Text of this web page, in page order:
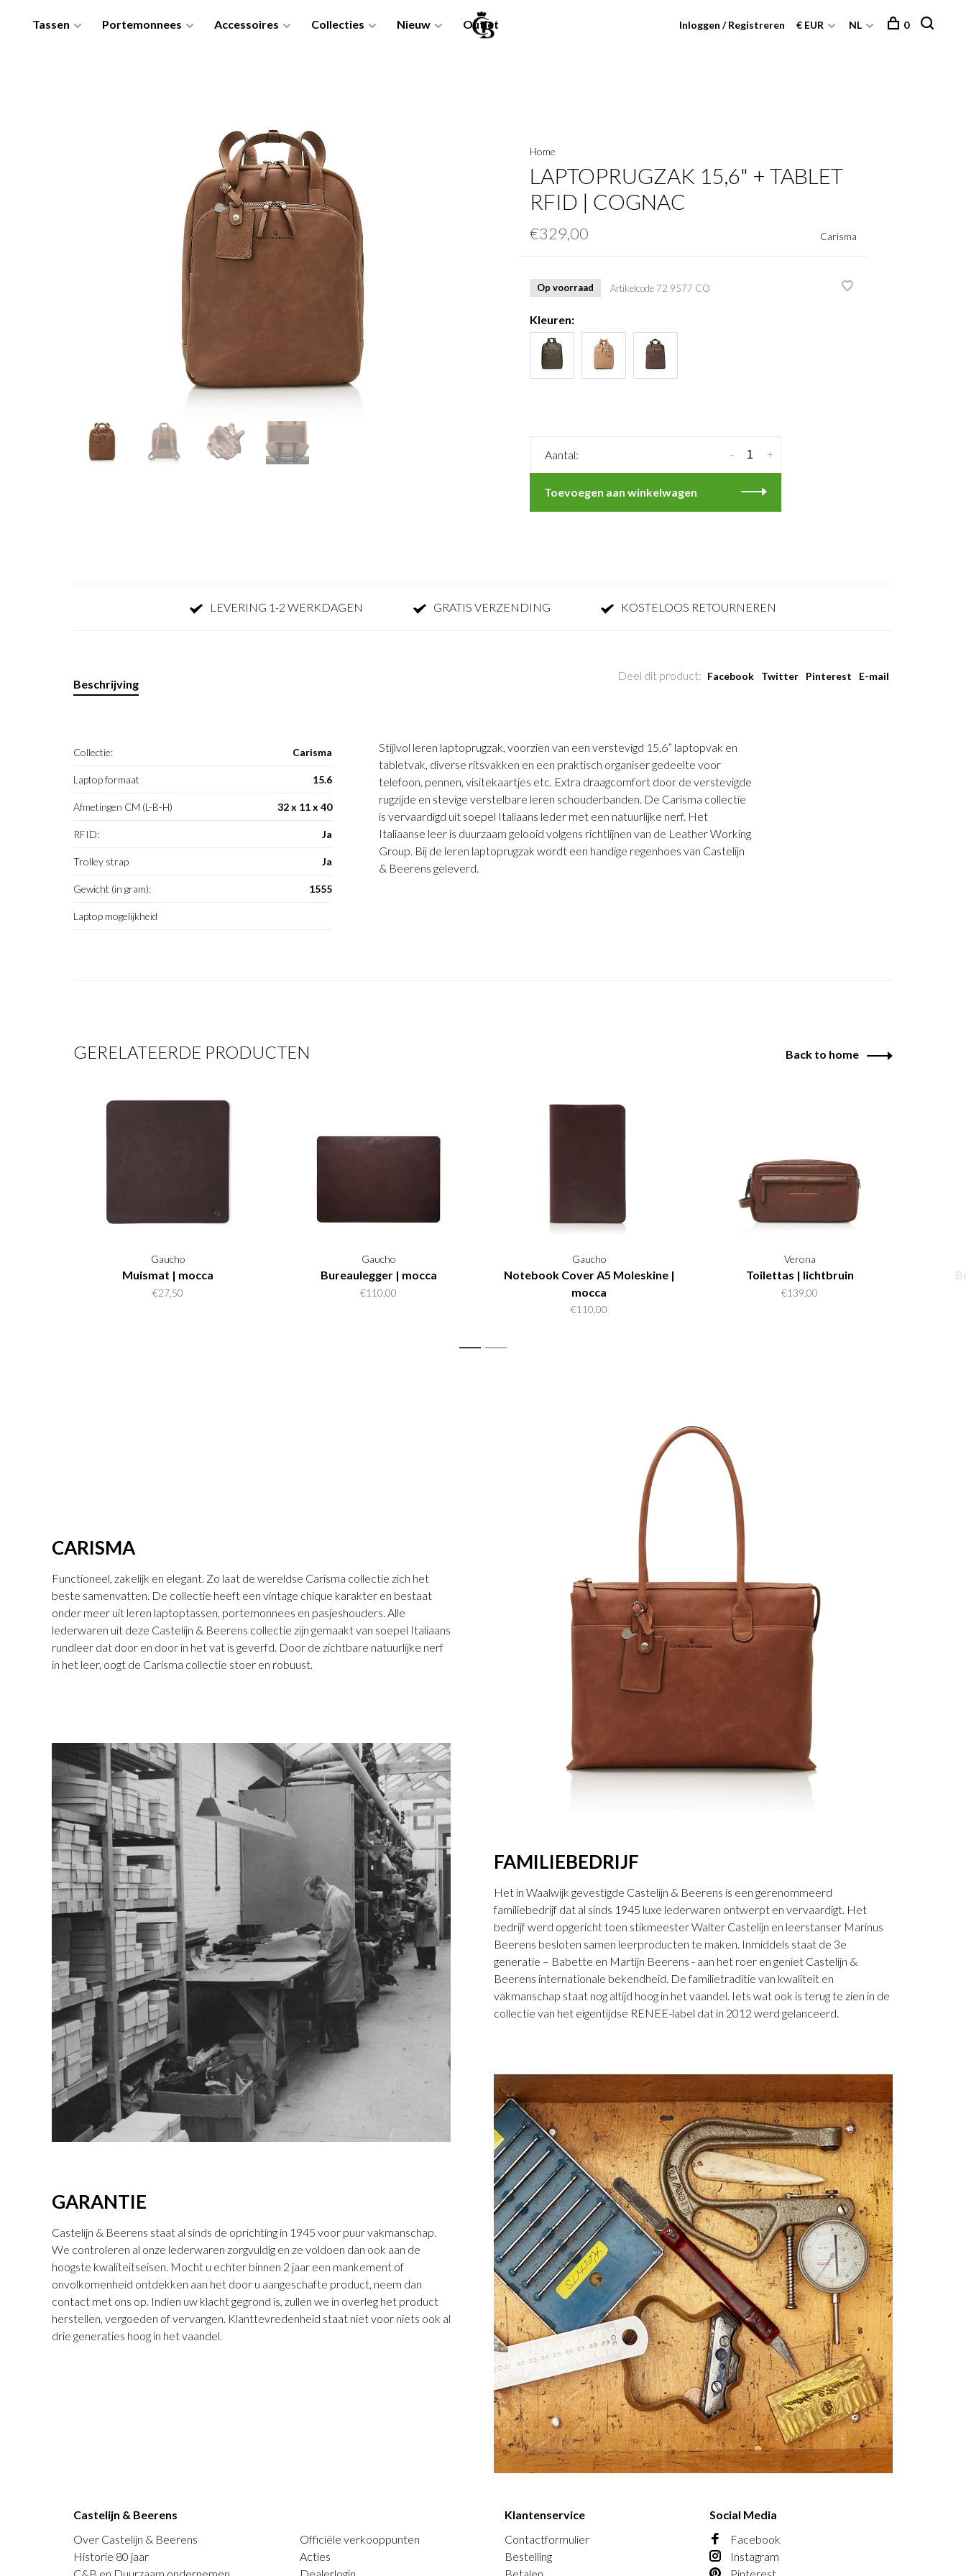
Tassen Portemonnees Accessoires Collecties Nieuw Outlet Inloggen / Registreren € EUR NL 0
Home
LAPTOPRUGZAK 15,6" + TABLET
RFID | COGNAC
€329,00 Carisma
Op voorraad Artikelcode 72 9577 CO
Kleuren:
Aantal: +
-
Toevoegen aan winkelwagen
LEVERING 1-2 WERKDAGEN GRATIS VERZENDING KOSTELOOS RETOURNEREN
Deel dit product: Facebook Twitter Pinterest E-mail
Beschrijving
Collectie: Carisma
Laptop formaat 15.6
Afmetingen CM (L-B-H) 32 x 11 x 40
RFID: Ja
Trolley strap Ja
Gewicht (in gram): 1555
Laptop mogelijkheid
Stijlvol leren laptoprugzak, voorzien van een verstevigd 15,6” laptopvak en
tabletvak, diverse ritsvakken en een praktisch organiser gedeelte voor
telefoon, pennen, visitekaartjes etc. Extra draagcomfort door de verstevigde
rugzijde en stevige verstelbare leren schouderbanden. De Carisma collectie
is vervaardigd uit soepel Italiaans leder met een natuurlijke nerf. Het
Italiaanse leer is duurzaam gelooid volgens richtlijnen van de Leather Working
Group. Bij de leren laptoprugzak wordt een handige regenhoes van Castelijn
& Beerens geleverd.
GERELATEERDE PRODUCTEN Back to home
Gaucho
Muismat | mocca
€27,50
Gaucho
Bureaulegger | mocca
€110,00
Gaucho
Notebook Cover A5 Moleskine |
mocca
€110,00
Verona
Toilettas | lichtbruin
€139,00
1 2
CARISMA
Functioneel, zakelijk en elegant. Zo laat de wereldse Carisma collectie zich het
beste samenvatten. De collectie heeft een vintage chique karakter en bestaat
onder meer uit leren laptoptassen, portemonnees en pasjeshouders. Alle
lederwaren uit deze Castelijn & Beerens collectie zijn gemaakt van soepel Italiaans
rundleer dat door en door in het vat is geverfd. Door de zichtbare natuurlijke nerf
in het leer, oogt de Carisma collectie stoer en robuust.
FAMILIEBEDRIJF
Het in Waalwijk gevestigde Castelijn & Beerens is een gerenommeerd
familiebedrijf dat al sinds 1945 luxe lederwaren ontwerpt en vervaardigt. Het
bedrijf werd opgericht toen stikmeester Walter Castelijn en leerstanser Marinus
Beerens besloten samen leerproducten te maken. Inmiddels staat de 3e
generatie – Babette en Martijn Beerens - aan het roer en geniet Castelijn &
Beerens internationale bekendheid. De familietraditie van kwaliteit en
vakmanschap staat nog altijd hoog in het vaandel. Iets wat ook is terug te zien in de
collectie van het eigentijdse RENEE-label dat in 2012 werd gelanceerd.
GARANTIE
Castelijn & Beerens staat al sinds de oprichting in 1945 voor puur vakmanschap.
We controleren al onze lederwaren zorgvuldig en ze voldoen dan ook aan de
hoogste kwaliteitseisen. Mocht u echter binnen 2 jaar een mankement of
onvolkomenheid ontdekken aan het door u aangeschafte product, neem dan
contact met ons op. Indien uw klacht gegrond is, zullen we in overleg het product
herstellen, vergoeden of vervangen. Klanttevredenheid staat niet voor niets ook al
drie generaties hoog in het vaandel.
Castelijn & Beerens
Over Castelijn & Beerens
Historie 80 jaar
Officiële verkooppunten
Acties
Klantenservice
Contactformulier
Bestelling
Social Media
Facebook
Instagram